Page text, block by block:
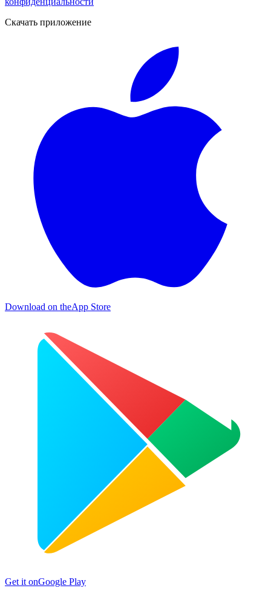
Скачать приложение
Download on theApp Store
Get it onGoogle Play